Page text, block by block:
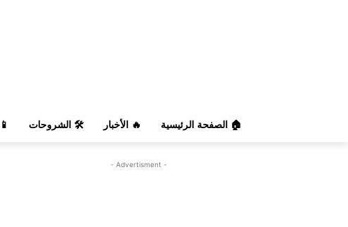
🏠 الصفحة الرئيسية 🔥 الأخبار 🛠️ الشروحات
- Advertisment -